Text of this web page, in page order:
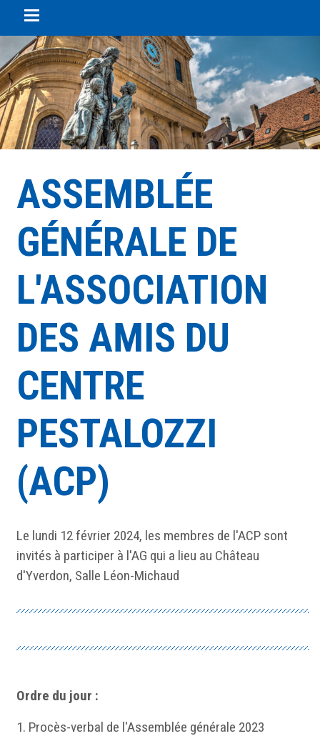
ASSEMBLÉE
GÉNÉRALE DE
L'ASSOCIATION
DES AMIS DU
CENTRE
PESTALOZZI
(ACP)
Le lundi 12 février 2024, les membres de l'ACP sont
invités à participer à l'AG qui a lieu au Château
d'Yverdon, Salle Léon-Michaud
Ordre du jour :
1. Procès-verbal de l'Assemblée générale 2023
Panneau de gestion des cookies